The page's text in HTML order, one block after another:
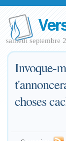
samedi septembre
Invoque-
choses